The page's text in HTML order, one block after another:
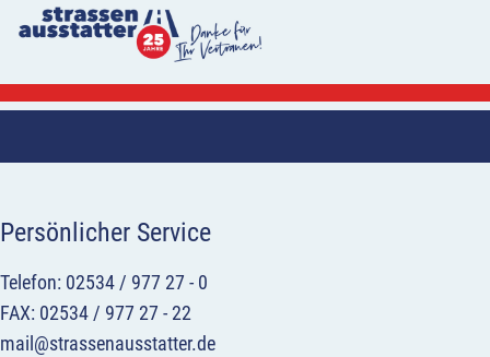
Persönlicher Service
Telefon: 02534 / 977 27 - 0
FAX: 02534 / 977 27 - 22
mail@strassenausstatter.de